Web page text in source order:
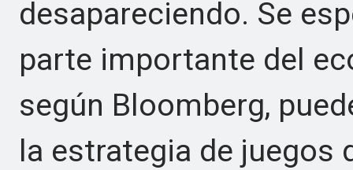
desapareciendo. Se
parte importante del
según Bloomberg,
la estrategia de juegos